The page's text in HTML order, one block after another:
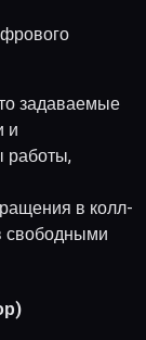
задаваемые
и
работы,
в колл-
свободными